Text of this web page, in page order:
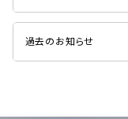
過去のお知らせ